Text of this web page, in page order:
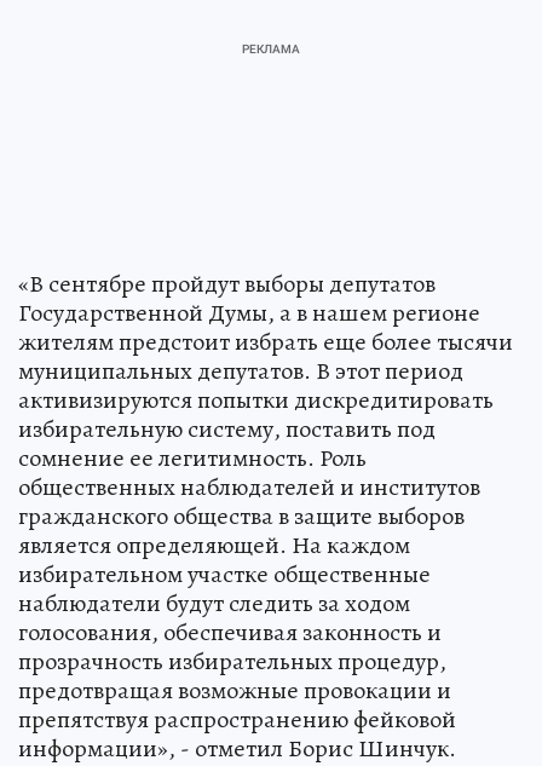
«В сентябре пройдут выборы депутатов
Государственной Думы, а в нашем регионе
жителям предстоит избрать еще более тысячи
муниципальных депутатов. В этот период
активизируются попытки дискредитировать
избирательную систему, поставить под
сомнение ее легитимность. Роль
общественных наблюдателей и институтов
гражданского общества в защите выборов
является определяющей. На каждом
избирательном участке общественные
наблюдатели будут следить за ходом
голосования, обеспечивая законность и
прозрачность избирательных процедур,
предотвращая возможные провокации и
препятствуя распространению фейковой
информации», - отметил Борис Шинчук.